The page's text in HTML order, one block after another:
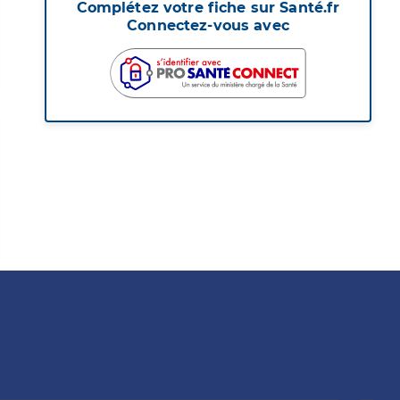
Complétez votre fiche sur Santé.fr
Connectez-vous avec